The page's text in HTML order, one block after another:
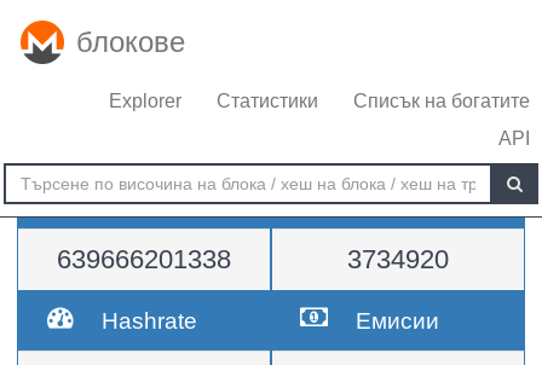
блокове
Explorer Статистики
Списък на богатите
API
Трудност
639666201338
височина
3734920
Hashrate Емисии